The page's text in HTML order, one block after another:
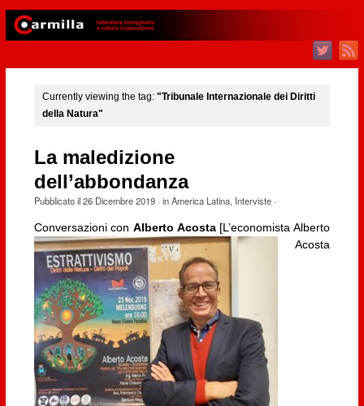
Currently viewing the tag: "Tribunale Internazionale dei Diritti
della Natura"
La maledizione
dell’abbondanza
Pubblicato il26 Dicembre 2019· inAmerica Latina, Interviste·
Conversazioni con Alberto Acosta [L’economista Alberto
Acosta